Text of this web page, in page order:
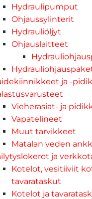
Hydraulipumput
Ohjaussylinterit
Hydrauliöljyt
Ohjauslaitteet
ja -
Vieherasiat- ja
Vapatelineet
Muut tarvikkeet
Matalan veden
ja
Kotelot, vesitiiviit
tavarataskut
Kotelot ja